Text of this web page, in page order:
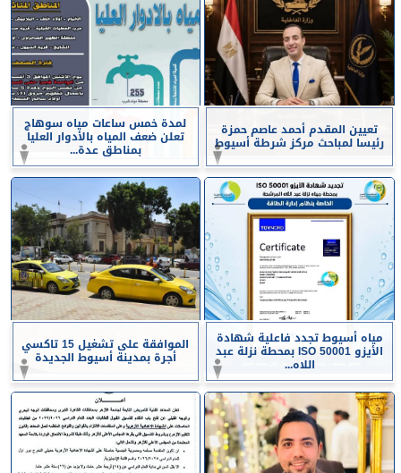
تعيين المقدم أحمد عاصم حمزة
رئيسا لمباحث مركز شرطة أسيوط
لمدة خمس ساعات مياه سوهاج
تعلن ضعف المياه بالأدوار العليا
بمناطق عدة...
مياه أسيوط تجدد فاعلية شهادة
الأيزو ISO 50001 بمحطة نزلة عبد
اللاه...
الموافقة على تشغيل 15 تاكسي
أجرة بمدينة أسيوط الجديدة